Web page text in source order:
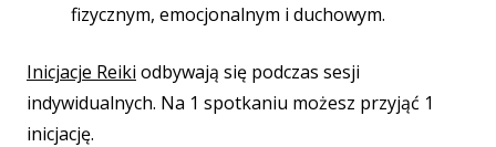
fizycznym, emocjonalnym i duchowym.
Inicjacje Reiki odbywają się podczas sesji
indywidualnych. Na 1 spotkaniu możesz przyjąć 1
inicjację.